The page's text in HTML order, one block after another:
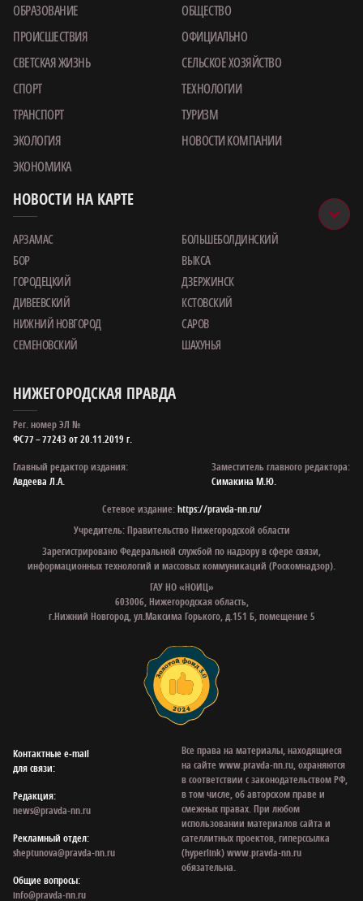
ОБРАЗОВАНИЕ
ОБЩЕСТВО
ПРОИСШЕСТВИЯ
ОФИЦИАЛЬНО
СВЕТСКАЯ ЖИЗНЬ
СЕЛЬСКОЕ ХОЗЯЙСТВО
СПОРТ
ТЕХНОЛОГИИ
ТРАНСПОРТ
ТУРИЗМ
ЭКОЛОГИЯ
НОВОСТИ КОМПАНИИ
ЭКОНОМИКА
НОВОСТИ НА КАРТЕ
АРЗАМАС
БОЛЬШЕБОЛДИНСКИЙ
БОР
ВЫКСА
ГОРОДЕЦКИЙ
ДЗЕРЖИНСК
ДИВЕЕВСКИЙ
КСТОВСКИЙ
НИЖНИЙ НОВГОРОД
САРОВ
СЕМЕНОВСКИЙ
ШАХУНЬЯ
НИЖЕГОРОДСКАЯ ПРАВДА
Рег. номер ЭЛ №
ФС77 – 77243 от 20.11.2019 г.
Главный редактор издания:
Авдеева Л.А.
Заместитель главного редактора:
Симакина М.Ю.
Сетевое издание:https://pravda-nn.ru/
Учредитель: Правительство Нижегородской области
Зарегистрировано Федеральной службой по надзору в сфере связи,
информационных технологий и массовых коммуникаций (Роскомнадзор).
ГАУ НО «НОИЦ»
603006, Нижегородская область,
г.Нижний Новгород, ул.Максима Горького, д.151 Б, помещение 5
Контактные e‑mail
для связи:
Редакция:
news@pravda-nn.ru
Рекламный отдел:
sheptunova@pravda-nn.ru
Общие вопросы:
info@pravda-nn.ru
Все права на материалы, находящиеся
на сайте www.pravda-nn.ru, охраняются
в соответствии с законодательством РФ,
в том числе, об авторском праве и
смежных правах. При любом
использовании материалов сайта и
сателлитных проектов, гиперссылка
(hyperlink) www.pravda-nn.ru
обязательна.